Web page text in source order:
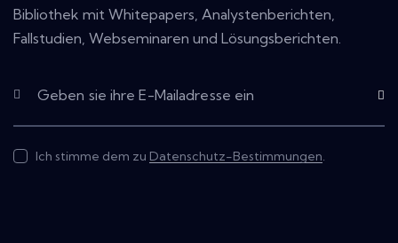
Bibliothek mit Whitepapers, Analystenberichten,
Fallstudien, Webseminaren und Lösungsberichten.
Ich stimme dem zu Datenschutz-Bestimmungen.